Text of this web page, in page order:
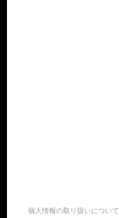
個人情報の取り扱いについて